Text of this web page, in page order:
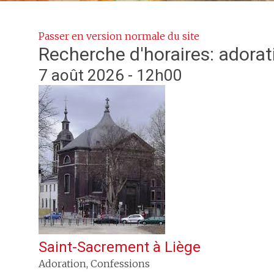
Passer en version normale du site
Recherche d'horaires:
7 août 2026 - 12h00
Saint-Sacrement à Liège
Adoration, Confessions